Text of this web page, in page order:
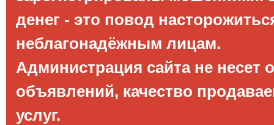
денег - это повод
неблагонадёжным лицам.
Администрация сайта не несет
объявлений, качество
услуг.